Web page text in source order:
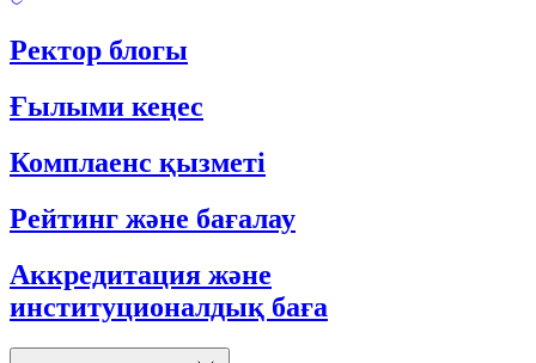
Ректор блогы
Ғылыми кеңес
Комплаенс қызметі
Рейтинг және бағалау
Аккредитация және
институционалдық баға